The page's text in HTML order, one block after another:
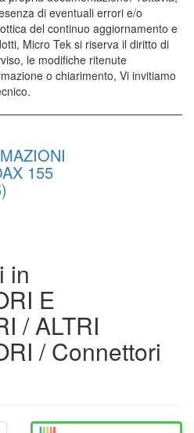
di eventuali errori e/o
del continuo aggiornamento e
Micro Tek si riserva il diritto di
le modifiche ritenute
o chiarimento, Vi invitiamo
155
in
E
/ ALTRI
/ Connettori